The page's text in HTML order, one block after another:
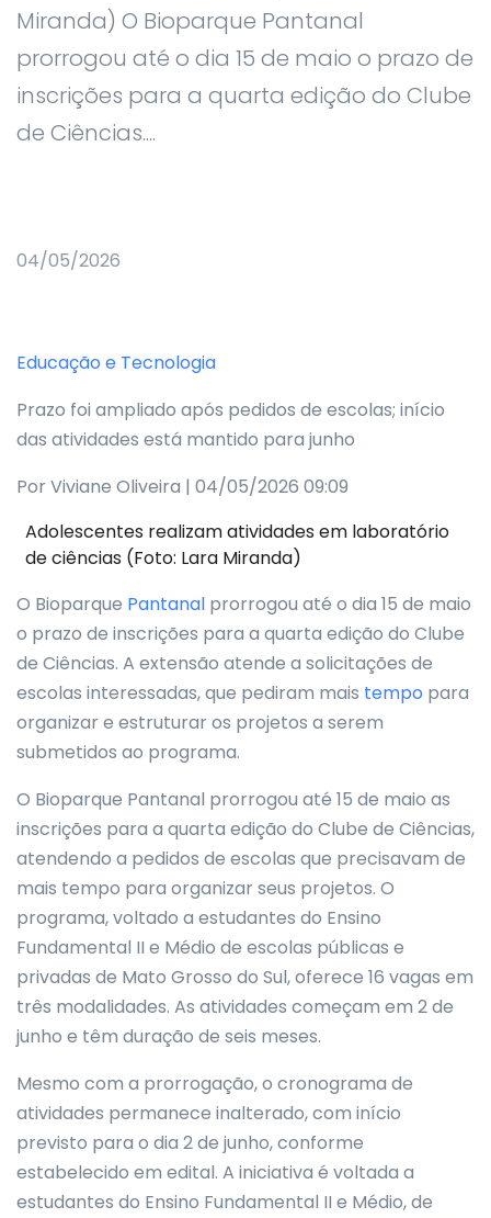
Miranda) O Bioparque Pantanal
prorrogou até o dia 15 de maio o prazo de
inscrições para a quarta edição do Clube
de Ciências....
04/05/2026
Educação e Tecnologia
Prazo foi ampliado após pedidos de escolas; início
das atividades está mantido para junho
Por Viviane Oliveira | 04/05/2026 09:09
Adolescentes realizam atividades em laboratório
de ciências (Foto: Lara Miranda)
O Bioparque Pantanal prorrogou até o dia 15 de maio
o prazo de inscrições para a quarta edição do Clube
de Ciências. A extensão atende a solicitações de
escolas interessadas, que pediram mais tempo para
organizar e estruturar os projetos a serem
submetidos ao programa.
O Bioparque Pantanal prorrogou até 15 de maio as
inscrições para a quarta edição do Clube de Ciências,
atendendo a pedidos de escolas que precisavam de
mais tempo para organizar seus projetos. O
programa, voltado a estudantes do Ensino
Fundamental II e Médio de escolas públicas e
privadas de Mato Grosso do Sul, oferece 16 vagas em
três modalidades. As atividades começam em 2 de
junho e têm duração de seis meses.
Mesmo com a prorrogação, o cronograma de
atividades permanece inalterado, com início
previsto para o dia 2 de junho, conforme
estabelecido em edital. A iniciativa é voltada a
estudantes do Ensino Fundamental II e Médio, de